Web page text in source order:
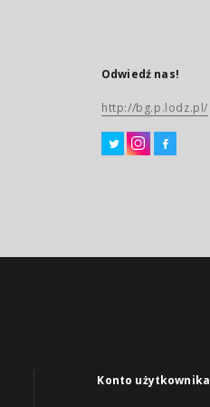
Odwiedź nas!
http://bg.p.lodz.pl/
Konto użytkownika